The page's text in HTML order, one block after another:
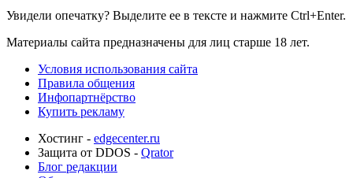
Увидели опечатку? Выделите ее в тексте и нажмите Ctrl+Enter.
Материалы сайта предназначены для лиц старше 18 лет.
Условия использования сайта
Правила общения
Инфопартнёрство
Купить рекламу
Хостинг - edgecenter.ru
Защита от DDOS - Qrator
Блог редакции